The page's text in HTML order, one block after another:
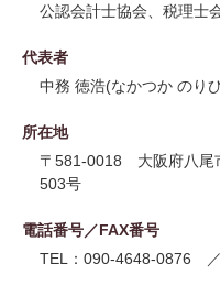
公認会計士協会、税理士
代表者
中務 徳浩(なかつか のり
所在地
〒581-0018 大阪府八尾
503号
電話番号／FAX番号
TEL：090-4648-0876